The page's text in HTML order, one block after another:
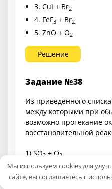
3. CuI + Br2
4. FeF3 + Br2
5. ZnO + O2
Решение
Задание №38
Из приведенного
между которыми при
возможно протекание
восстановительной
1) SO3 + O2
2) P 2O 3+ O2
Мы используем cookies для
сайте, вы соглашаетесь с